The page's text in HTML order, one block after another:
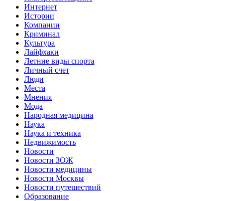
Интернет
Истории
Компании
Криминал
Культура
Лайфхаки
Летние виды спорта
Личный счет
Люди
Места
Мнения
Мода
Народная медицина
Наука
Наука и техника
Недвижимость
Новости
Новости ЗОЖ
Новости медицины
Новости Москвы
Новости путешествий
Образование